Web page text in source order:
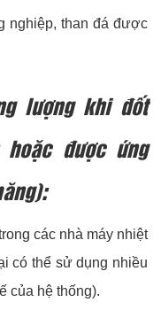
nghiệp, than đá được
lượng khi đốt
được ứng
các nhà máy nhiệt
có thể sử dụng nhiều
của hệ thống).